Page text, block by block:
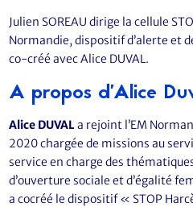
Julien SOREAU dirige la cellule
Normandie, dispositif d’alerte et
co-créé avec Alice DUVAL.
A propos d’Alice
Alice DUVALa rejoint l’EM
2020 chargée de missions au
service en charge des
d’ouverture sociale et d’égalité
a cocréé le dispositif « STOP